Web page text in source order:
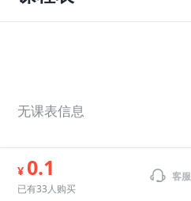
无课表信息
¥ 0.1
已有33人购买
客服